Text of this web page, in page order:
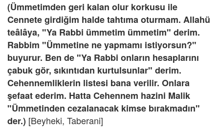
(Ümmetimden geri kalan olur korkusu ile
Cennete girdiğim halde tahtıma oturmam. Allahü
teâlâya, "Ya Rabbi ümmetim ümmetim" derim.
Rabbim "Ümmetine ne yapmamı istiyorsun?"
buyurur. Ben de "Ya Rabbi onların hesaplarını
çabuk gör, sıkıntıdan kurtulsunlar" derim.
Cehennemliklerin listesi bana verilir. Onlara
şefaat ederim. Hatta Cehennem hazini Malik
"Ümmetinden cezalanacak kimse bırakmadın"
der.) [Beyheki, Taberani]